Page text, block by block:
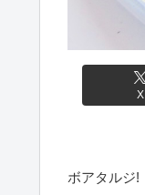
X
ボアタルジ!